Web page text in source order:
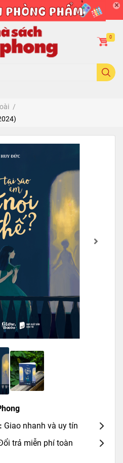
0
/
Giao nhanh và uy tín
trả miễn phí toàn